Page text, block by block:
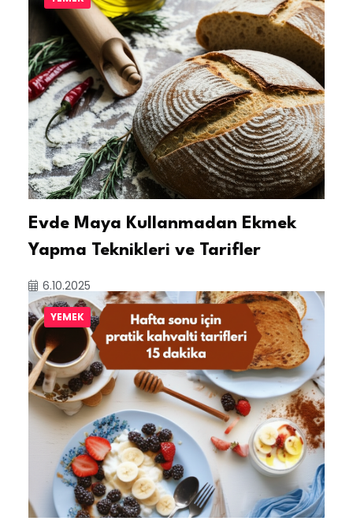
Evde Maya Kullanmadan Ekmek
Yapma Teknikleri ve Tarifler
6.10.2025
YEMEK